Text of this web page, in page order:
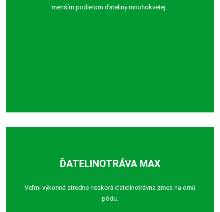
menším podielom ďateliny mnohokvetej.
ĎATELINOTRÁVA MAX
Veľmi výkonná stredne neskorá ďatelinotrávna zmes na ornú
pôdu.